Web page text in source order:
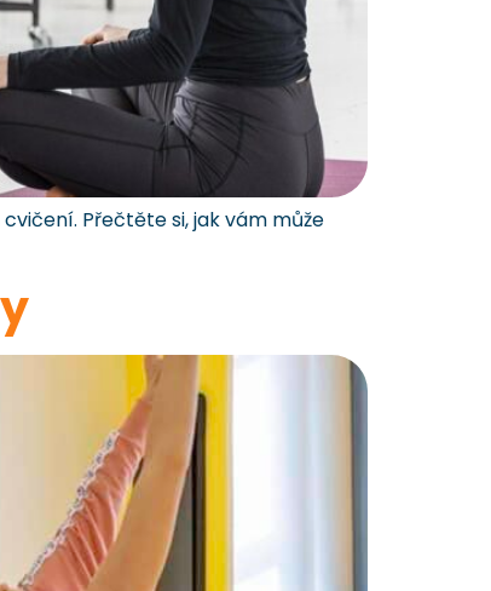
Přečtěte si, jak vám může